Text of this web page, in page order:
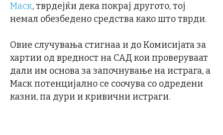
Маск, тврдејќи дека покрај другото, тој
немал обезбедено средства како што тврди.
Овие случувања стигнаа и до Комисијата за
хартии од вредност на САД кои проверуваат
дали им основа за започнување на истрага, а
Маск потенцијално се соочува со одредени
казни, па дури и кривични истраги.